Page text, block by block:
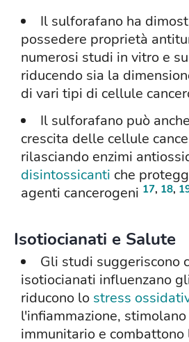
Il sulforafano ha
possedere proprietà
numerosi studi in vitro e
riducendo sia la
di vari tipi di cellule
Il sulforafano può
crescita delle cellule
rilasciando enzimi
disintossicanti che
agenti cancerogeni 17, 18,
Isotiocianati e Salute
Gli studi suggeriscono
isotiocianati influenzano
riducono lo stress
l'infiammazione,
immunitario e